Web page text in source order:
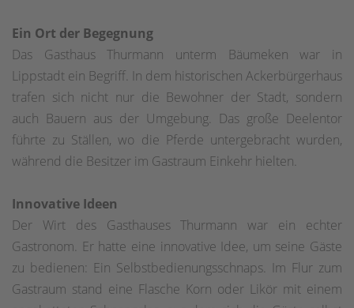
Ein Ort der Begegnung
Das Gasthaus Thurmann unterm Bäumeken war in
Lippstadt ein Begriff. In dem historischen Ackerbürgerhaus
trafen sich nicht nur die Bewohner der Stadt, sondern
auch Bauern aus der Umgebung. Das große Deelentor
führte zu Ställen, wo die Pferde untergebracht wurden,
während die Besitzer im Gastraum Einkehr hielten.
Innovative Ideen
Der Wirt des Gasthauses Thurmann war ein echter
Gastronom. Er hatte eine innovative Idee, um seine Gäste
zu bedienen: Ein Selbstbedienungsschnaps. Im Flur zum
Gastraum stand eine Flasche Korn oder Likör mit einem